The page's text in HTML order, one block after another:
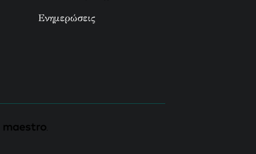
Ενημερώσεις